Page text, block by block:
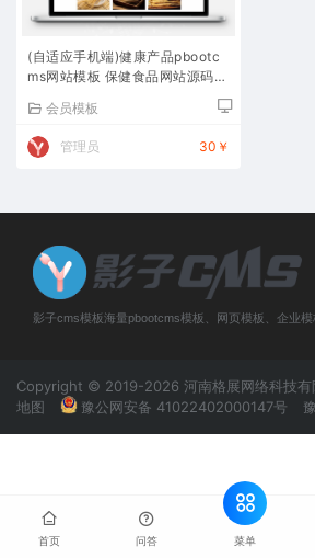
(自适应手机端)健康产品pbootc
ms网站模板 保健食品网站源码下
会员模板
管理员 30￥
影子cms模板海量pbootcms模板、网页模板、企业模
Copyright © 2019-2026 河南格展网络科技有
地图
豫公网安备 41022402000147号
首页 问答 菜单